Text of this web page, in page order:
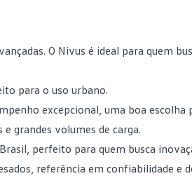
O Nivus é ideal para quem
para o uso urbano.
excepcional, uma boa escolha
grandes volumes de carga.
perfeito para quem busca
referência em confiabilidade e